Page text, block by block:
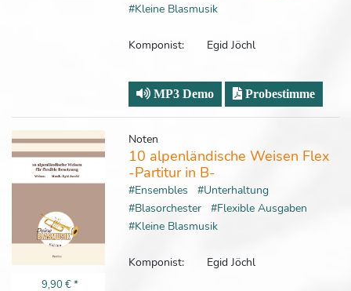
#Kleine Blasmusik
Komponist: Egid Jöchl
MP3 Demo Probestimme
9,90 €*
Noten
10 alpenländische Weisen Flex
-Partitur in B-
#Ensembles
#Unterhaltung
#Blasorchester
#Flexible Ausgaben
#Kleine Blasmusik
Komponist: Egid Jöchl